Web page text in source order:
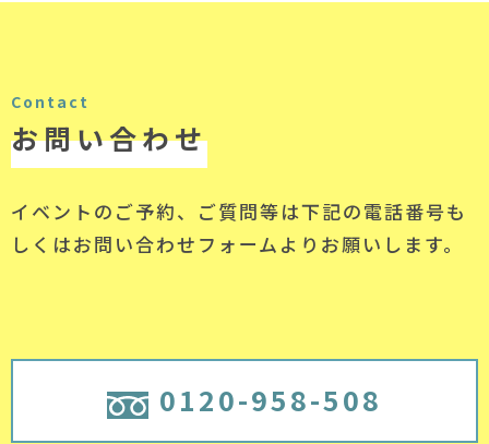
Contact
お問い合わせ
イベントのご予約、ご質問等は下記の電話番号も
しくはお問い合わせフォームよりお願いします。
0120-958-508